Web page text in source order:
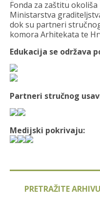
Fonda za zaštitu
Ministarstva
dok su partneri
komora Arhitekata te
Edukacija se održava
Partneri stručnog
Medijski pokrivaju:
PRETRAŽITE